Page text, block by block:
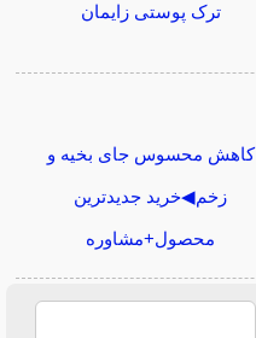
ترک پوستی زایمان
کاهش محسوس جای بخیه و
زخم◀خرید جدیدترین
محصول+مشاوره